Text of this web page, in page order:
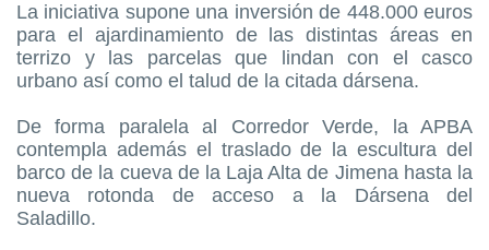
La iniciativa supone una inversión de 448.000 euros
para el ajardinamiento de las distintas áreas en
terrizo y las parcelas que lindan con el casco
urbano así como el talud de la citada dársena.
De forma paralela al Corredor Verde, la APBA
contempla además el traslado de la escultura del
barco de la cueva de la Laja Alta de Jimena hasta la
nueva rotonda de acceso a la Dársena del
Saladillo.